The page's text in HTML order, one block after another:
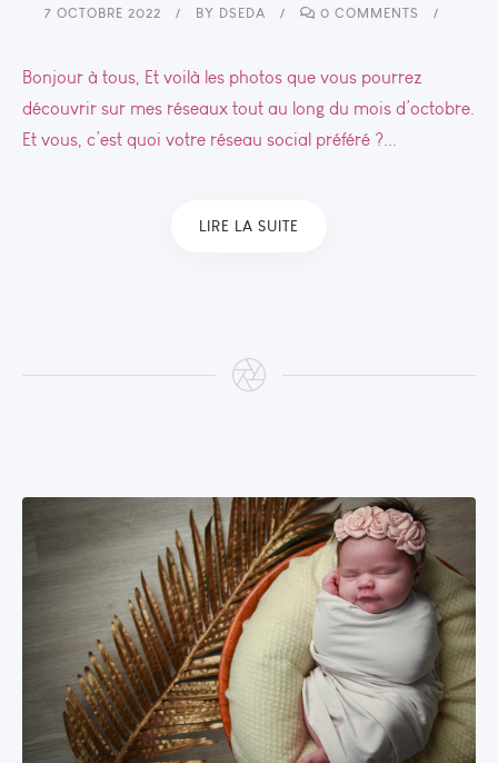
7 OCTOBRE 2022 BY DSEDA 0 COMMENTS
Bonjour à tous, Et voilà les photos que vous pourrez
découvrir sur mes réseaux tout au long du mois d’octobre.
Et vous, c’est quoi votre réseau social préféré ?...
LIRE LA SUITE